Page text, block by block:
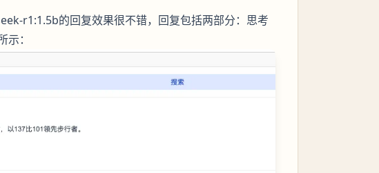
r1:1.5b的回复效果很不错，回复包括两部分：思考
：